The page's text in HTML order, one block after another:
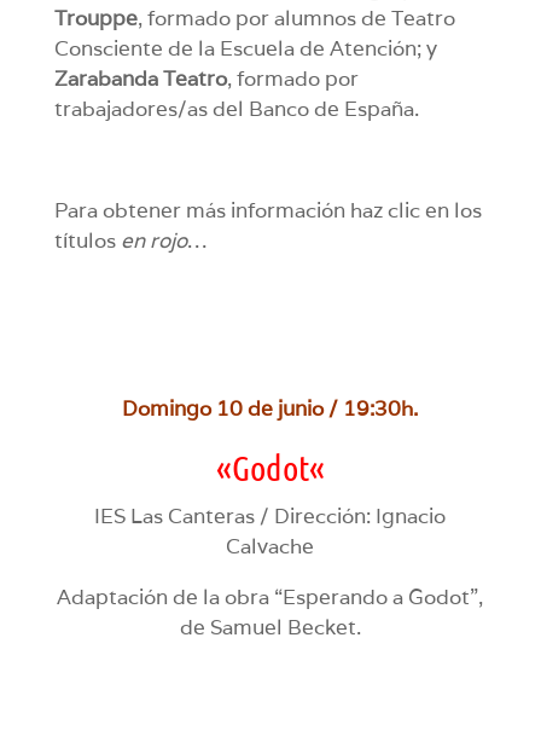
Trouppe, formado por alumnos de Teatro
Consciente de la Escuela de Atención; y
Zarabanda Teatro, formado por
trabajadores/as del Banco de España.
Para obtener más información haz clic en los
títulos en rojo…
Domingo 10 de junio / 19:30h.
«Godot«
IES Las Canteras / Dirección: Ignacio
Calvache
Adaptación de la obra “Esperando a Godot”,
de Samuel Becket.